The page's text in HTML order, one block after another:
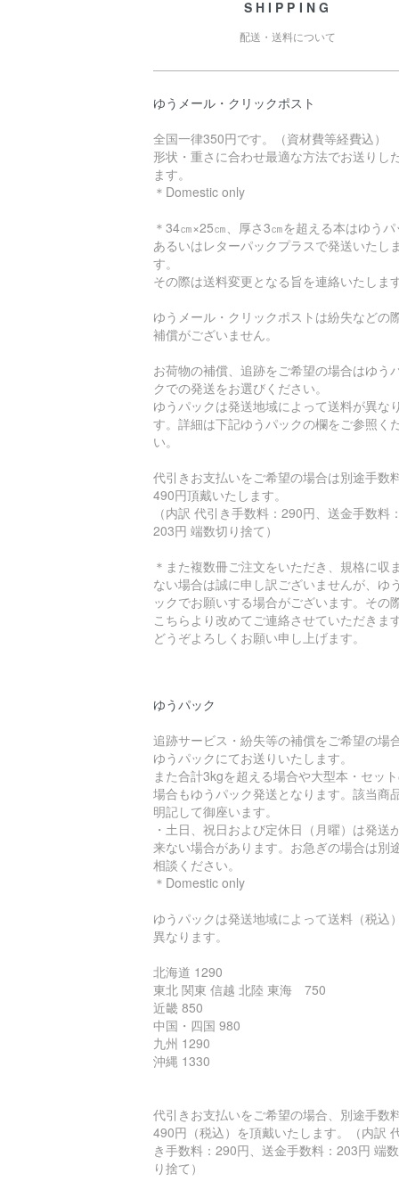
SHIPPING
配送・送料について
ゆうメール・クリックポスト
全国一律350円です。（資材費等経費込）
形状・重さに合わせ最適な方法でお送りし
ます。
＊Domestic only
＊34㎝×25㎝、厚さ3㎝を超える本はゆうパ
あるいはレターパックプラスで発送いたしま
す。
その際は送料変更となる旨を連絡いたします
ゆうメール・クリックポストは紛失などの
補償がございません。
お荷物の補償、追跡をご希望の場合はゆう
クでの発送をお選びください。
ゆうパックは発送地域によって送料が異な
す。詳細は下記ゆうパックの欄をご参照く
い。
代引きお支払いをご希望の場合は別途手数
490円頂戴いたします。
（内訳 代引き手数料：290円、送金手数料：
203円 端数切り捨て）
＊また複数冊ご注文をいただき、規格に収
ない場合は誠に申し訳ございませんが、ゆ
ックでお願いする場合がございます。その
こちらより改めてご連絡させていただきます
どうぞよろしくお願い申し上げます。
ゆうパック
追跡サービス・紛失等の補償をご希望の場
ゆうパックにてお送りいたします。
また合計3kgを超える場合や大型本・セッ
場合もゆうパック発送となります。該当商
明記して御座います。
・土日、祝日および定休日（月曜）は発送
来ない場合があります。お急ぎの場合は別
相談ください。
＊Domestic only
ゆうパックは発送地域によって送料（税込
異なります。
北海道 1290
東北 関東 信越 北陸 東海 750
近畿 850
中国・四国 980
九州 1290
沖縄 1330
代引きお支払いをご希望の場合、別途手数
490円（税込）を頂戴いたします。（内訳
き手数料：290円、送金手数料：203円 端
り捨て）